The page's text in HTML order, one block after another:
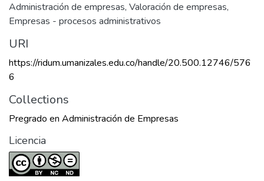
Administración de empresas, Valoración de empresas,
Empresas - procesos administrativos
URI
https://ridum.umanizales.edu.co/handle/20.500.12746/576
6
Collections
Pregrado en Administración de Empresas
Licencia